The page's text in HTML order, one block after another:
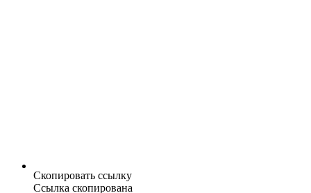
Скопировать ссылку
Ссылка скопирована